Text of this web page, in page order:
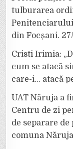
tulburarea
din Focșani.
Cristi Irimia:
cum se atacă
care-i… atacă
UAT Năruja a
Centru de zi
de separare
comuna